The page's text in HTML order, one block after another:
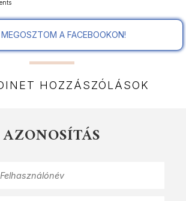
MEGOSZTOM A FACEBOOKON!
HOZZÁSZÓLÁSOK
AZONOSÍTÁS